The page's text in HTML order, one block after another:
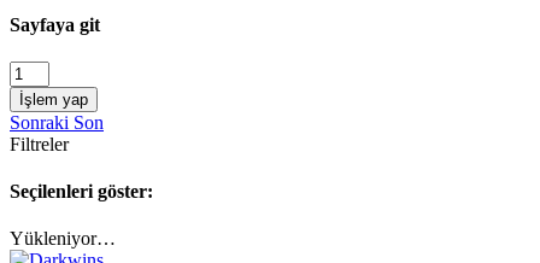
Sayfaya git
İşlem yap
Sonraki Son
Filtreler
Seçilenleri göster:
Yükleniyor…